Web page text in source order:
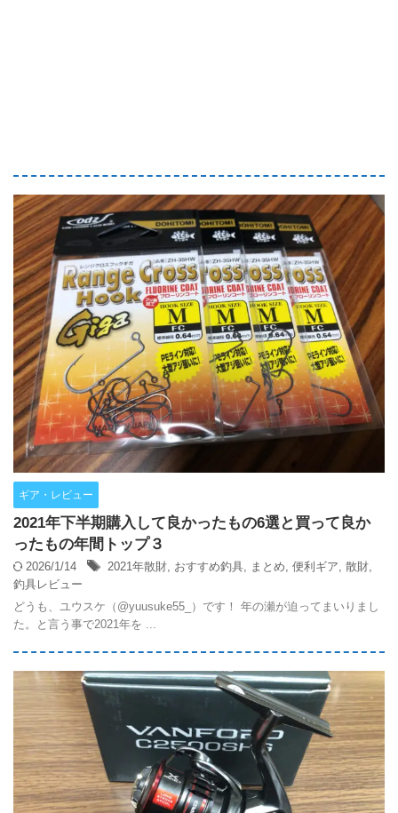
ギア・レビュー
2021年下半期購入して良かったもの6選と買って良か
ったもの年間トップ３
2026/1/14 2021年散財, おすすめ釣具, まとめ, 便利ギア, 散財,
釣具レビュー
どうも、ユウスケ（@yuusuke55_）です！ 年の瀬が迫ってまいりまし
た。と言う事で2021年を ...